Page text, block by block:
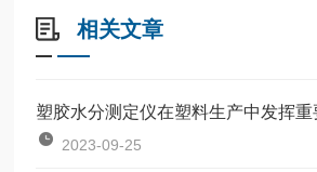
相关文章
塑胶水分测定仪在塑料生产中发挥重
2023-09-25